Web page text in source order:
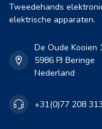
Tweedehands
elektrische apparaten.
De Oude Kooien
5986 PJ Beringe
Nederland
+31(0)77 208